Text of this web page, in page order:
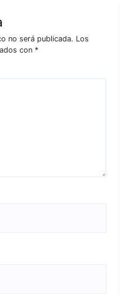
no será publicada. Los
con *